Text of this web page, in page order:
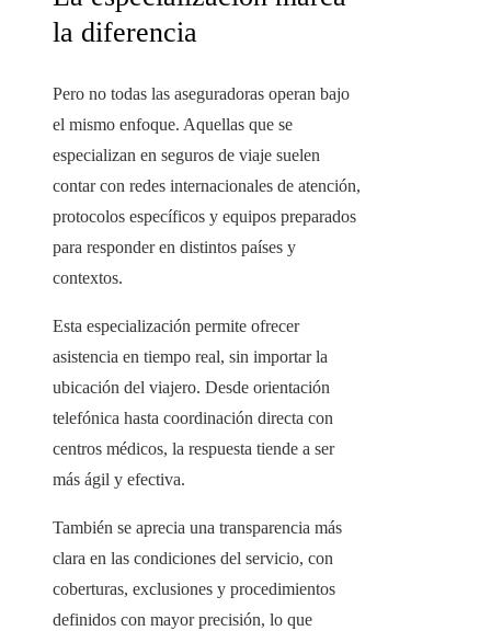
la diferencia
Pero no todas las aseguradoras operan bajo
el mismo enfoque. Aquellas que se
especializan en seguros de viaje suelen
contar con redes internacionales de atención,
protocolos específicos y equipos preparados
para responder en distintos países y
contextos.
Esta especialización permite ofrecer
asistencia en tiempo real, sin importar la
ubicación del viajero. Desde orientación
telefónica hasta coordinación directa con
centros médicos, la respuesta tiende a ser
más ágil y efectiva.
También se aprecia una transparencia más
clara en las condiciones del servicio, con
coberturas, exclusiones y procedimientos
definidos con mayor precisión, lo que